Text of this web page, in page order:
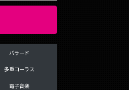
バラード
多重コーラス
電子音楽